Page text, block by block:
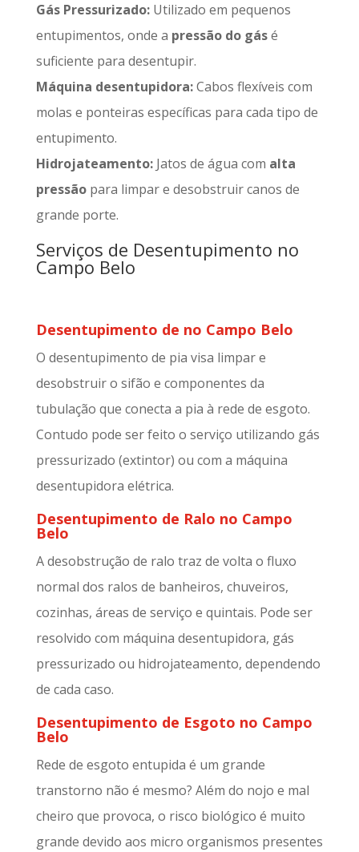
Gás Pressurizado:Utilizado em pequenos
entupimentos, onde a pressão do gásé
suficiente para desentupir.
Máquina desentupidora:Cabos flexíveis com
molas e ponteiras específicas para cada tipo de
entupimento.
Hidrojateamento:Jatos de água com alta
pressãopara limpar e desobstruir canos de
grande porte.
Serviços de Desentupimento no
Campo Belo
Desentupimento de no Campo Belo
O desentupimento de pia visa limpar e
desobstruir o sifão e componentes da
tubulação que conecta a pia à rede de esgoto.
Contudo pode ser feito o serviço utilizando gás
pressurizado (extintor) ou com a máquina
desentupidora elétrica.
Desentupimento de Ralo no Campo
Belo
A desobstrução de ralo traz de volta o fluxo
normal dos ralos de banheiros, chuveiros,
cozinhas, áreas de serviço e quintais. Pode ser
resolvido com máquina desentupidora, gás
pressurizado ou hidrojateamento, dependendo
de cada caso.
Desentupimento de Esgoto no Campo
Belo
Rede de esgoto entupida é um grande
transtorno não é mesmo? Além do nojo e mal
cheiro que provoca, o risco biológico é muito
grande devido aos micro organismos presentes